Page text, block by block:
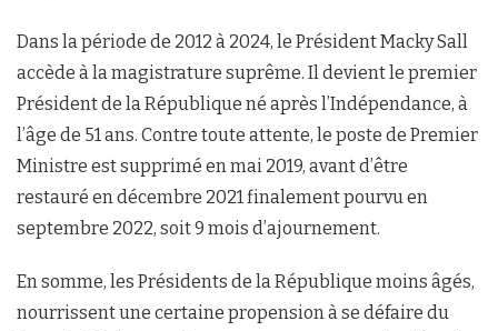
Dans la période de 2012 à 2024, le Président Macky Sall
accède à la magistrature suprême. Il devient le premier
Président de la République né après l’Indépendance, à
l’âge de 51 ans. Contre toute attente, le poste de Premier
Ministre est supprimé en mai 2019, avant d’être
restauré en décembre 2021 finalement pourvu en
septembre 2022, soit 9 mois d’ajournement.
En somme, les Présidents de la République moins âgés,
nourrissent une certaine propension à se défaire du